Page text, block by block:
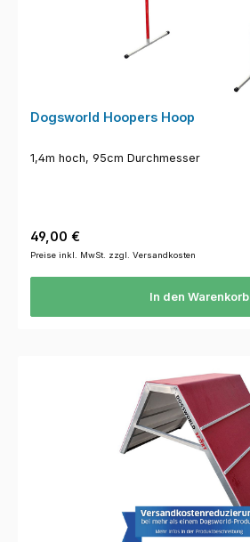
Dogsworld Hoopers Hoop
1,4m hoch, 95cm Durchmesser
Regulärer Preis:
49,00 €
Preise inkl. MwSt. zzgl. Versandkosten
In den Warenkorb